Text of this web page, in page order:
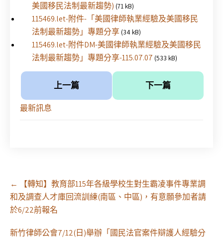
美國移民法制最新趨勢) (71 kB)
115469.let-附件-「美國律師執業經驗及美國移民
法制最新趨勢」專題分享 (34 kB)
115469.let-附件DM-美國律師執業經驗及美國移民
法制最新趨勢」專題分享-115.07.07 (533 kB)
上一篇 下一篇
最新訊息
Post
navigation
←
【轉知】教育部115年各級學校生對生霸凌事件專業調
和及調查人才庫回流訓練(南區、中區)，有意願參加者請
於6/22前報名
新竹律師公會7/12(日)舉辦「國民法官案件辯護人經驗分